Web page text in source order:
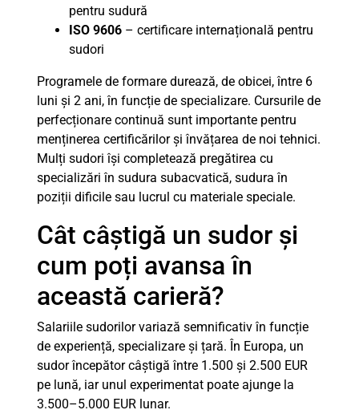
pentru sudură
ISO 9606 – certificare internațională pentru
sudori
Programele de formare durează, de obicei, între 6
luni și 2 ani, în funcție de specializare. Cursurile de
perfecționare continuă sunt importante pentru
menținerea certificărilor și învățarea de noi tehnici.
Mulți sudori își completează pregătirea cu
specializări în sudura subacvatică, sudura în
poziții dificile sau lucrul cu materiale speciale.
Cât câștigă un sudor și
cum poți avansa în
această carieră?
Salariile sudorilor variază semnificativ în funcție
de experiență, specializare și țară. În Europa, un
sudor începător câștigă între 1.500 și 2.500 EUR
pe lună, iar unul experimentat poate ajunge la
3.500–5.000 EUR lunar.